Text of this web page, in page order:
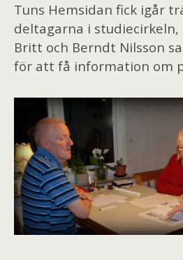
Tuns Hemsidan fick igår
deltagarna i studiecirkeln,
Britt och Berndt Nilsson
för att få information om